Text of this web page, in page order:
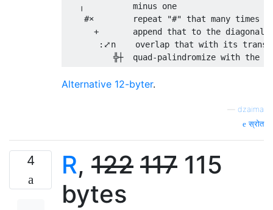
   ╷          minus one
    #×        repeat "#" that many times
      +       append that to the diagonal
:⤢n    overlap that with its
Alternative 12-byter.
dzaima
स्रोत
4 R, 122 117 115
bytes